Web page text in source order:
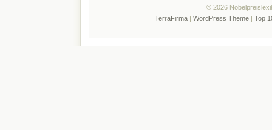
© 2026
TerraFirma| WordPress Theme| Top